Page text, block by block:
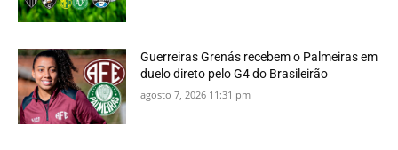
Guerreiras Grenás recebem o Palmeiras em
duelo direto pelo G4 do Brasileirão
agosto 7, 2026 11:31 pm